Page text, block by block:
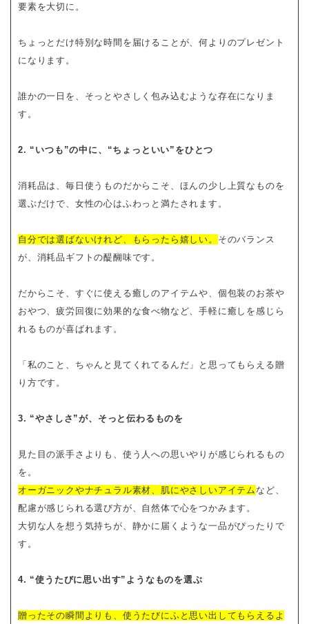
要素を大切に。
ちょっとだけ特別な時間を届けることが、何よりのプレゼント
になります。
誰かの一日を、そっとやさしく包み込むような存在になりま
す。
2. “いつも”の中に、“ちょっといい”をひとつ
消耗品は、毎日使うものだからこそ、ほんの少し上質なものを
選ぶだけで、女性の心はふわっと満たされます。
自分では選ばないけれど、もらったら嬉しい。 そのバランス
が、消耗品ギフトの醍醐味です。
だからこそ、すぐに使える癒しのアイテムや、個包装のお茶や
おやつ、疲労回復に効果的な食べ物など、手軽に癒しを感じら
れるものが喜ばれます。
「私のこと、ちゃんと見てくれてるんだ」と思ってもらえる贈
り方です。
3. “やさしさ”が、そっと伝わるものを
見た目の派手さよりも、使う人への思いやりが感じられるもの
を。
オーガニックやナチュラル素材、肌にやさしいアイテム など、
配慮が感じられる選び方が、自然体で心をつかみます。
大切な人を想う気持ちが、静かに届くような一品がぴったりで
す。
4. “使うたびに思い出す”ようなものを選ぶ
贈ったその瞬間よりも、使うたびにふと思い出してもらえるよ